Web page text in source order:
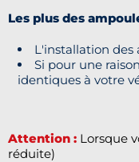
Les plus des
L'installation des
Si pour une
identiques à votre
Attention : Lorsque
réduite)